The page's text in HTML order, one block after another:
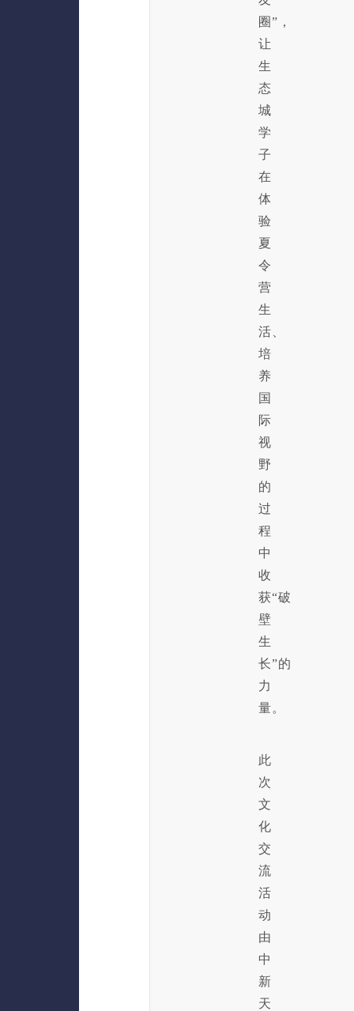
圈”，
让
生
态
城
学
子
在
体
验
夏
令
营
生
活、
培
养
国
际
视
野
的
过
程
中
收
获“破
壁
生
长”的
力
量。
此
次
文
化
交
流
活
动
由
中
新
天